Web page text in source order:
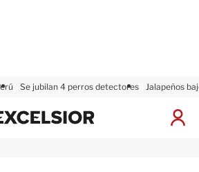
Se jubilan 4 perros detectores Jalapeños
I
x